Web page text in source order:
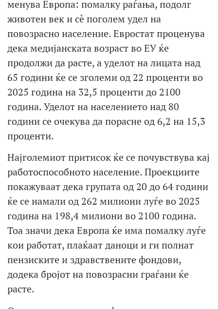
менува Европа: помалку раѓања, подолг
животен век и сè поголем удел на
повозрасно население. Евростат проценува
дека медијанската возраст во ЕУ ќе
продолжи да расте, а уделот на лицата над
65 години ќе се зголеми од 22 проценти во
2025 година на 32,5 проценти до 2100
година. Уделот на населението над 80
години се очекува да порасне од 6,2 на 15,3
проценти.
Најголемиот притисок ќе се почувствува кај
работоспособното население. Проекциите
покажуваат дека групата од 20 до 64 години
ќе се намали од 262 милиони луѓе во 2025
година на 198,4 милиони во 2100 година.
Тоа значи дека Европа ќе има помалку луѓе
кои работат, плаќаат даноци и ги полнат
пензиските и здравствените фондови,
додека бројот на повозрасни граѓани ќе
расте.